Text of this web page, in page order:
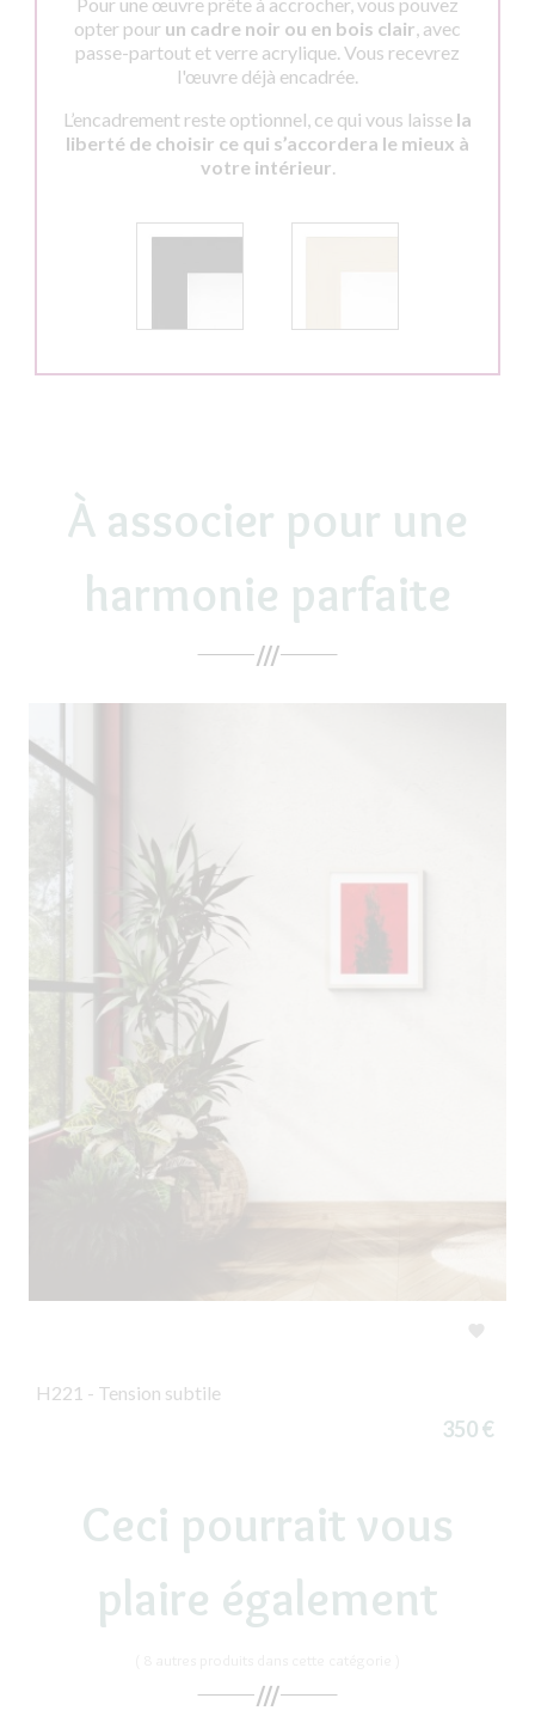
opter pour un cadre noir ou en bois clair, avec
passe-partout et verre acrylique. Vous recevrez
l'œuvre déjà encadrée.
L’encadrement reste optionnel, ce qui vous laisse la
liberté de choisir ce qui s’accordera le mieux à
votre intérieur.
À associer pour une
harmonie parfaite

H221 - Tension subtile
350 €
Ceci pourrait vous
plaire également